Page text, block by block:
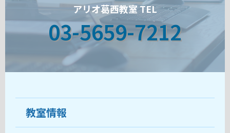
アリオ葛西教室 TEL
03-5659-7212
教室情報